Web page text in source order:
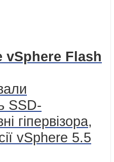
vSphere Flash
SSD-
гіпервізора,
vSphere 5.5